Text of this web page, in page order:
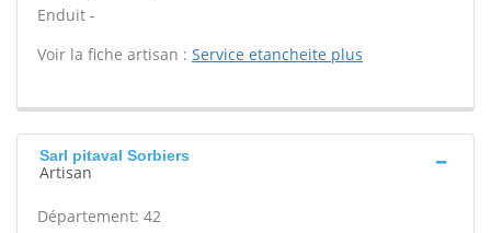
Enduit -
Voir la fiche artisan : Service etancheite plus
Sarl pitaval Sorbiers
Artisan
Département: 42